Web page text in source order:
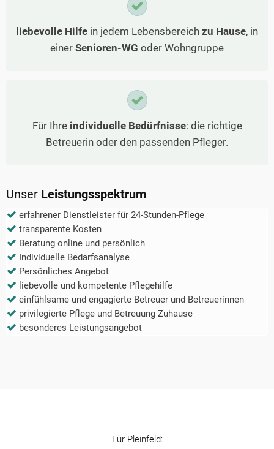
liebevolle Hilfe in jedem Lebensbereich zu Hause, in
einer Senioren-WG oder Wohngruppe
Für Ihre individuelle Bedürfnisse: die richtige
Betreuerin oder den passenden Pfleger.
Unser Leistungsspektrum
erfahrener Dienstleister für 24-Stunden-Pflege
transparente Kosten
Beratung online und persönlich
Individuelle Bedarfsanalyse
Persönliches Angebot
liebevolle und kompetente Pflegehilfe
einfühlsame und engagierte Betreuer und Betreuerinnen
privilegierte Pflege und Betreuung Zuhause
besonderes Leistungsangebot
Für Pleinfeld: